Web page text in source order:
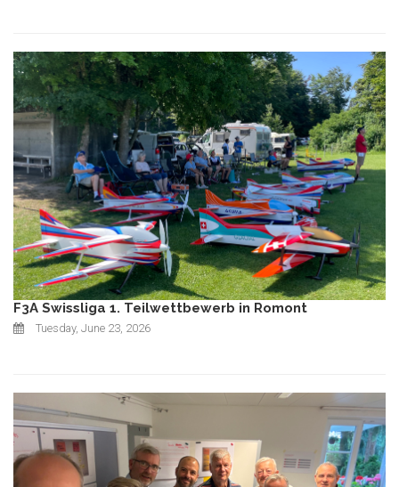
F3A Swissliga 1. Teilwettbewerb in Romont
Tuesday, June 23, 2026